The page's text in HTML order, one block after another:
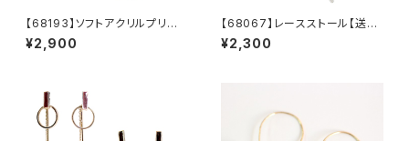
【68193】ソフトアクリルプリント
刺繍ストール【送料無料】リーフ
プリント 葉っぱ柄 リーフ
ラル 大人 かわいい stole
¥2,900
【68067】レースストール【送料
無料】三角ストール 羽織 つ
け襟 レイヤード スカーフ
¥2,300